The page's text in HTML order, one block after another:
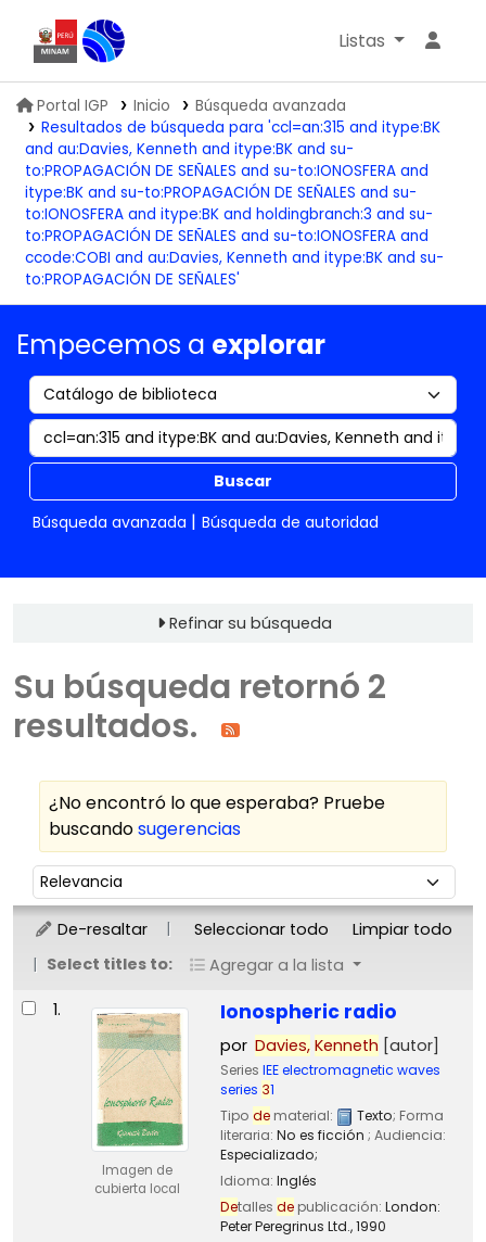
Biblioteca IGP
Listas
Portal IGP Inicio
Búsqueda avanzada
Resultados de búsqueda para 'ccl=an:315 and itype:BK
and au:Davies, Kenneth and itype:BK and su-
to:PROPAGACIÓN DE SEÑALES and su-to:IONOSFERA and
itype:BK and su-to:PROPAGACIÓN DE SEÑALES and su-
to:IONOSFERA and itype:BK and holdingbranch:3 and su-
to:PROPAGACIÓN DE SEÑALES and su-to:IONOSFERA and
ccode:COBI and au:Davies, Kenneth and itype:BK and su-
to:PROPAGACIÓN DE SEÑALES'
Empecemos a explorar
Buscar
Búsqueda avanzada
Búsqueda de autoridad
Refinar su búsqueda
Su búsqueda retornó 2
resultados.
¿No encontró lo que esperaba? Pruebe
buscandosugerencias
Ordenar
Ordenar por:
De-resaltar Seleccionar todo
Limpiar todo
Select titles to:
Agregar a la lista
Resultados
1.
Imagen de
cubierta local
Ionospheric radio
por Davies, Kenneth [autor]
Series IEE electromagnetic waves
series 31
Tipo dematerial: Texto; Forma
literaria: No es ficción ; Audiencia:
Especializado;
Idioma: Inglés
Detalles depublicación: London:
Peter Peregrinus Ltd.,1990